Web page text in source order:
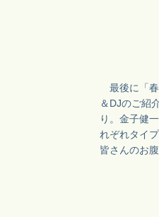
最後に「春
＆DJのご紹
り。金子健
れぞれタイ
皆さんのお